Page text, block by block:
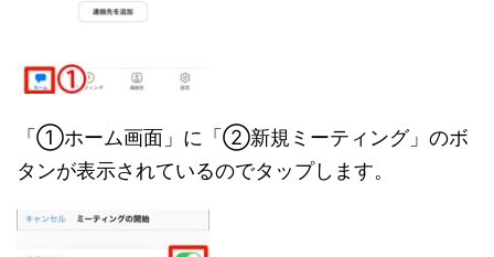
「①ホーム画面」に「②新規ミーティング」のボ
タンが表示されているのでタップします。